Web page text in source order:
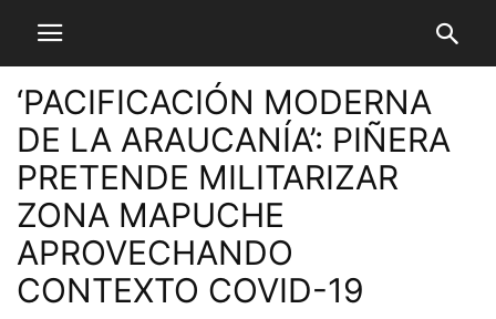
‘PACIFICACIÓN MODERNA
DE LA ARAUCANÍA’: PIÑERA
PRETENDE MILITARIZAR
ZONA MAPUCHE
APROVECHANDO
CONTEXTO COVID-19